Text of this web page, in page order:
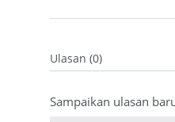
Ulasan (0)
Sampaikan ulasan